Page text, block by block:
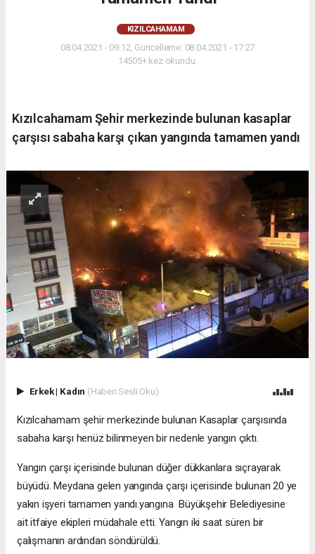
KIZILCAHAMAM
08.04.2021 - 09:12, Güncelleme: 08.04.2021 - 17:27
14505+ kez okundu.
Kızılcahamam Şehir merkezinde bulunan kasaplar
çarşısı sabaha karşı çıkan yangında tamamen yandı
Erkek| Kadın (Haberi Sesli Oku)
Kızılcahamam şehir merkezinde bulunan Kasaplar çarşısında
sabaha karşı henüz bilinmeyen bir nedenle yangın çıktı.
Yangın çarşı içerisinde bulunan düğer dükkanlara sıçrayarak
büyüdü. Meydana gelen yangında çarşı içerisinde bulunan 20 ye
yakın işyeri tamamen yandı.yangına Büyükşehir Belediyesine
ait itfaiye ekipleri müdahale etti. Yangın iki saat süren bir
çalışmanın ardından söndürüldü.